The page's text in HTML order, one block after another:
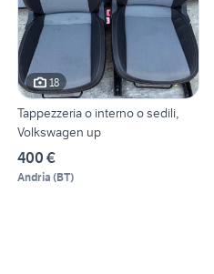
18
Tappezzeria o interno o sedili,
Volkswagen up
400 €
Andria (BT)